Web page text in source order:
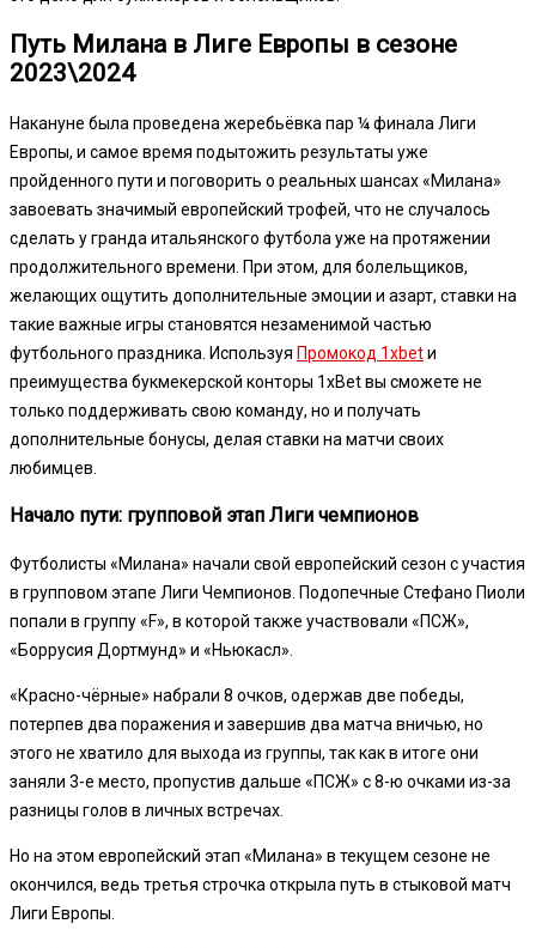
Путь Милана в Лиге Европы в сезоне
2023\2024
Накануне была проведена жеребьёвка пар ¼ финала Лиги
Европы, и самое время подытожить результаты уже
пройденного пути и поговорить о реальных шансах «Милана»
завоевать значимый европейский трофей, что не случалось
сделать у гранда итальянского футбола уже на протяжении
продолжительного времени. При этом, для болельщиков,
желающих ощутить дополнительные эмоции и азарт, ставки на
такие важные игры становятся незаменимой частью
футбольного праздника. Используя Промокод 1xbetи
преимущества букмекерской конторы 1xBet вы сможете не
только поддерживать свою команду, но и получать
дополнительные бонусы, делая ставки на матчи своих
любимцев.
Начало пути: групповой этап Лиги чемпионов
Футболисты «Милана» начали свой европейский сезон с участия
в групповом этапе Лиги Чемпионов. Подопечные Стефано Пиоли
попали в группу «F», в которой также участвовали «ПСЖ»,
«Боррусия Дортмунд» и «Ньюкасл».
«Красно-чёрные» набрали 8 очков, одержав две победы,
потерпев два поражения и завершив два матча вничью, но
этого не хватило для выхода из группы, так как в итоге они
заняли 3-е место, пропустив дальше «ПСЖ» с 8-ю очками из-за
разницы голов в личных встречах.
Но на этом европейский этап «Милана» в текущем сезоне не
окончился, ведь третья строчка открыла путь в стыковой матч
Лиги Европы.